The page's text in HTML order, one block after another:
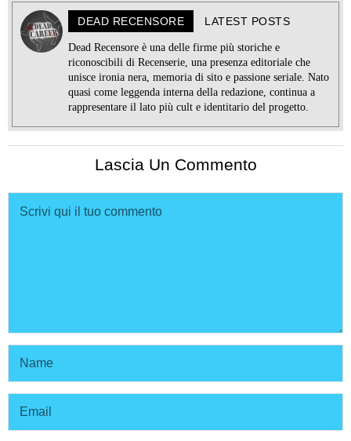
DEAD RECENSORE LATEST POSTS
Dead Recensore è una delle firme più storiche e
riconoscibili di Recenserie, una presenza editoriale che
unisce ironia nera, memoria di sito e passione seriale. Nato
quasi come leggenda interna della redazione, continua a
rappresentare il lato più cult e identitario del progetto.
Lascia Un Commento